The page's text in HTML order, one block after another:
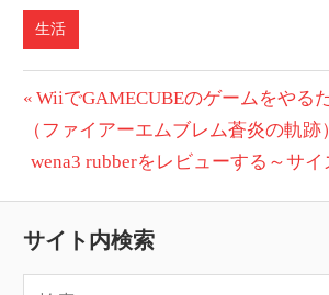
生活
投
稿
ビ
ゲ
前
の
投
WiiでGAMECUBEのゲームをやる
（ファイアーエムブレム蒼炎の軌跡）
次
稿:
wena3 rubberをレビューする～サ
サイト内検索